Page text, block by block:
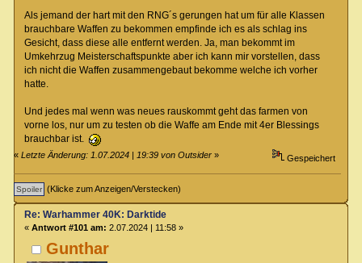
Als jemand der hart mit den RNG´s gerungen hat um für alle Klassen
brauchbare Waffen zu bekommen empfinde ich es als schlag ins
Gesicht, dass diese alle entfernt werden. Ja, man bekommt im
Umkehrzug Meisterschaftspunkte aber ich kann mir vorstellen, dass
ich nicht die Waffen zusammengebaut bekomme welche ich vorher
hatte.
Und jedes mal wenn was neues rauskommt geht das farmen von
vorne los, nur um zu testen ob die Waffe am Ende mit 4er Blessings
brauchbar ist.
«Letzte Änderung: 1.07.2024 | 19:39 von Outsider » Gespeichert
(Klicke zum Anzeigen/Verstecken)
Gunthar
Re: Warhammer 40K: Darktide
« Antwort #101 am: 2.07.2024 | 11:58 »